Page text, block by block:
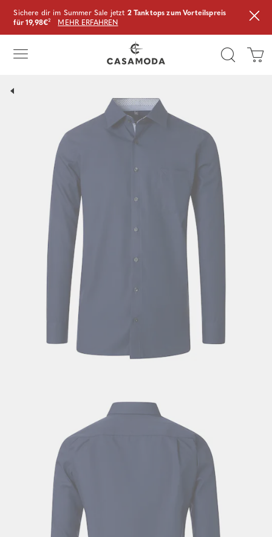
Sichere dir im Summer Sale jetzt 2 Tanktops zum Vorteilspreis
für 19,98€² MEHR ERFAHREN